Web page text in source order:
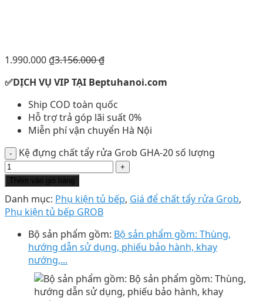
1.990.000 ₫3.156.000₫
✅DỊCH VỤ VIP TẠI Beptuhanoi.com
Ship COD toàn quốc
Hỗ trợ trả góp lãi suất 0%
Miễn phí vận chuyển Hà Nội
Kệ đựng chất tẩy rửa Grob GHA-20 số lượng
Thêm vào giỏ hàng
Danh mục: Phụ kiện tủ bếp, Giá để chất tẩy rửa Grob,
Phụ kiện tủ bếp GROB
Bộ sản phẩm gồm: Bộ sản phẩm gồm: Thùng,
hướng dẫn sử dụng, phiếu bảo hành, khay
nướng,...